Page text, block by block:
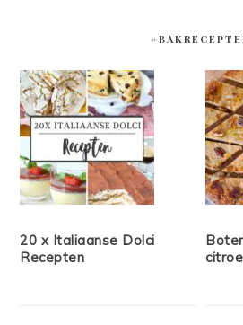
20 x Italiaanse Dolci
Recepten